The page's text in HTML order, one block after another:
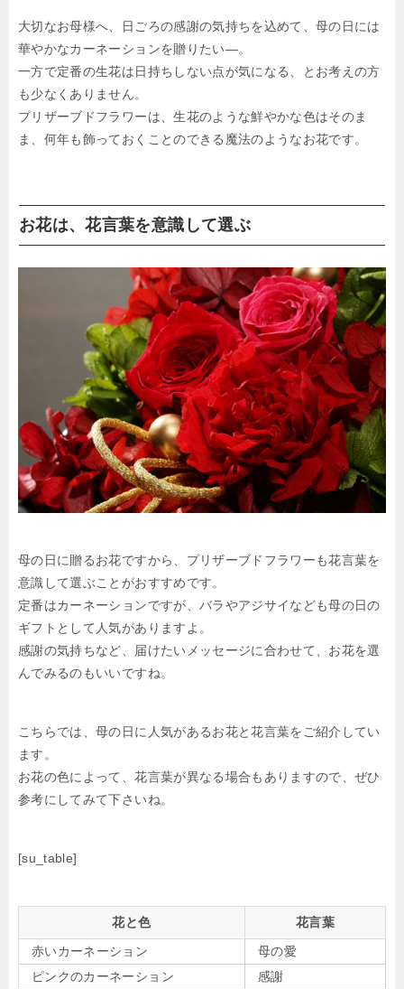
大切なお母様へ、日ごろの感謝の気持ちを込めて、母の日には
華やかなカーネーションを贈りたい―。
一方で定番の生花は日持ちしない点が気になる、とお考えの方
も少なくありません。
プリザーブドフラワーは、生花のような鮮やかな色はそのま
ま、何年も飾っておくことのできる魔法のようなお花です。
お花は、花言葉を意識して選ぶ
母の日に贈るお花ですから、プリザーブドフラワーも花言葉を
意識して選ぶことがおすすめです。
定番はカーネーションですが、バラやアジサイなども母の日の
ギフトとして人気がありますよ。
感謝の気持ちなど、届けたいメッセージに合わせて、お花を選
んでみるのもいいですね。
こちらでは、母の日に人気があるお花と花言葉をご紹介してい
ます。
お花の色によって、花言葉が異なる場合もありますので、ぜひ
参考にしてみて下さいね。
[su_table]
花と色
花言葉
赤いカーネーション
母の愛
ピンクのカーネーション
感謝